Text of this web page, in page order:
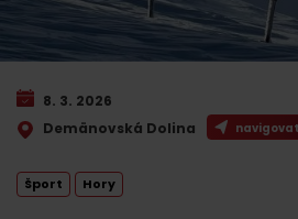
8. 3. 2026
Demänovská Dolina
navigovať
Hory
Šport